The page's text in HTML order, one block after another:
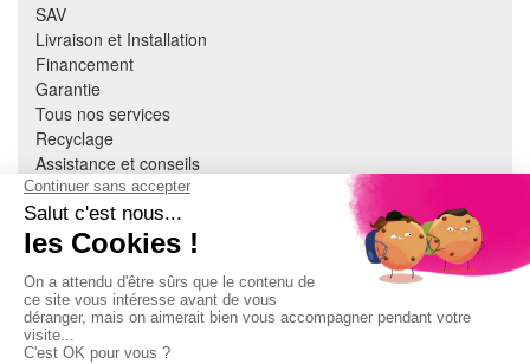
SAV
Livraison et Installation
Financement
Garantie
Tous nos services
Recyclage
Assistance et conseils
Cuisine équipée
Literie
Nous contacter
À PROPOS
CGV
Mentions légales